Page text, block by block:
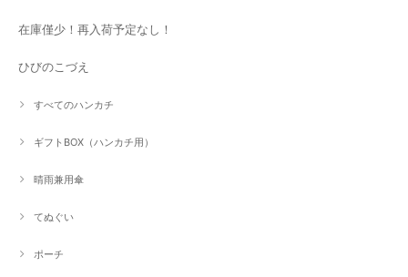
在庫僅少！再入荷予定なし！
ひびのこづえ
すべてのハンカチ
ギフトBOX（ハンカチ用）
晴雨兼用傘
てぬぐい
ポーチ